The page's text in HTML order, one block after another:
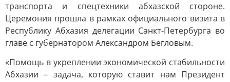
транспорта и спецтехники абхазской стороне.
Церемония прошла в рамках официального визита в
Республику Абхазия делегации Санкт-Петербурга во
главе с губернатором Александром Бегловым.
«Помощь в укреплении экономической стабильности
Абхазии – задача, которую ставит нам Президент